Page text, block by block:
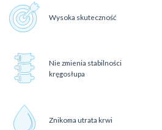
Wysoka skuteczność
Nie zmienia stabilności
kręgosłupa
Znikoma utrata krwi